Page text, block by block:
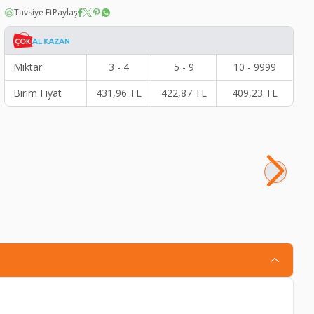
Tavsiye EtPaylaş
Miktar 3 - 4 5 - 9
10 - 9999
Birim Fiyat
431,96 TL 422,87 TL 409,23 TL